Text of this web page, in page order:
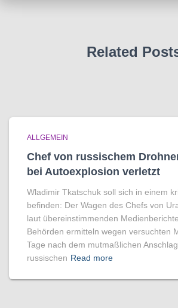
Related
ALLGEMEIN
Chef von russischem
bei Autoexplosion verletzt
Wladimir Tkatschuk soll sich in einem
befinden: Der Wagen des Chefs von
laut übereinstimmenden
Behörden ermitteln wegen versuchten
Tage nach dem mutmaßlichen
russischen Read more